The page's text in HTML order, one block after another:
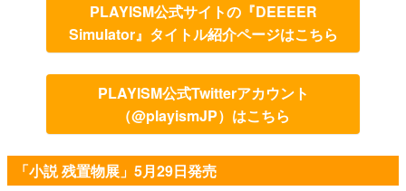
PLAYISM公式サイトの『DEEEER
Simulator』タイトル紹介ページはこちら
PLAYISM公式Twitterアカウント
（@playismJP）はこちら
「小説 残置物展」5月29日発売